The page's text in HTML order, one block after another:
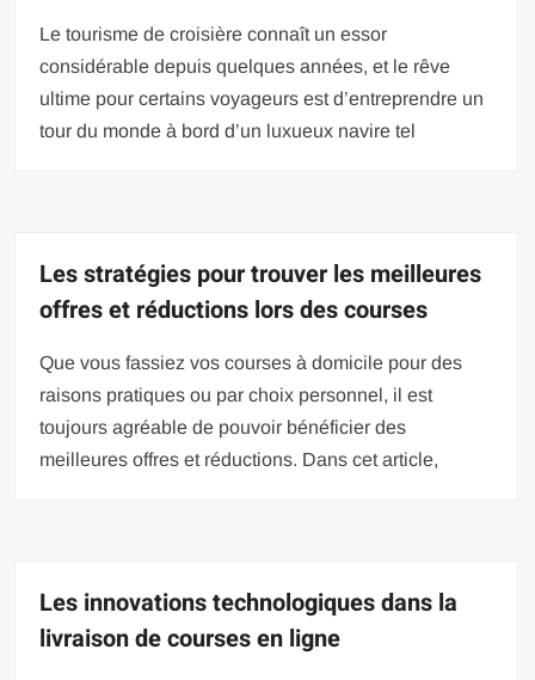
Le tourisme de croisière connaît un essor
considérable depuis quelques années, et le rêve
ultime pour certains voyageurs est d’entreprendre un
tour du monde à bord d’un luxueux navire tel
Les stratégies pour trouver les meilleures
offres et réductions lors des courses
Que vous fassiez vos courses à domicile pour des
raisons pratiques ou par choix personnel, il est
toujours agréable de pouvoir bénéficier des
meilleures offres et réductions. Dans cet article,
Les innovations technologiques dans la
livraison de courses en ligne